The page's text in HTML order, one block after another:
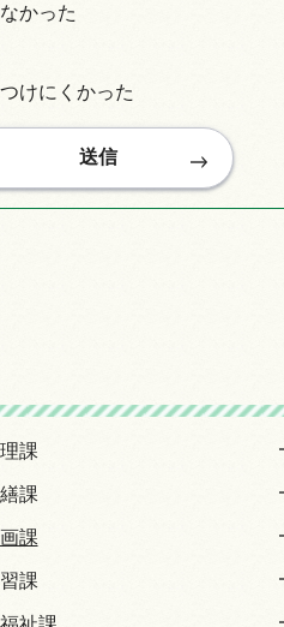
かった
けにくかった
課
課
課
課